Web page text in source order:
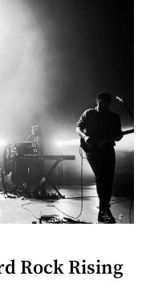
Rock Rising